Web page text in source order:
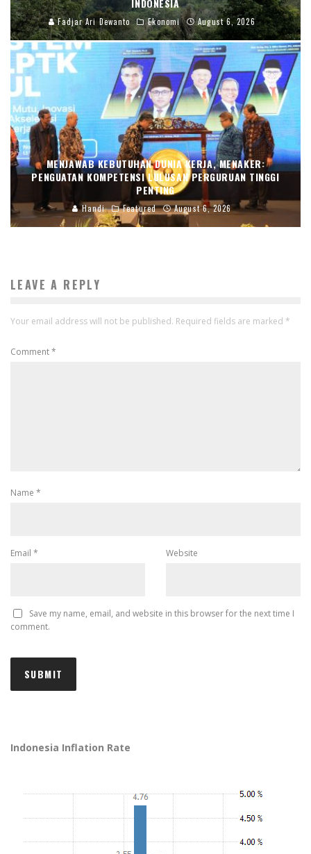
INDONESIA
Fadjar Ari Dewanto Ekonomi August 6, 2026
MENJAWAB KEBUTUHAN DUNIA KERJA, MENAKER:
PENGUATAN KOMPETENSI LULUSAN PERGURUAN TINGGI
PENTING
Handi Featured August 6, 2026
LEAVE A REPLY
Your email address will not be published. Required fields are marked *
Comment*
Name *
Email * Website
Save my name, email, and website in this browser for the next time I
comment.
Indonesia Inflation Rate